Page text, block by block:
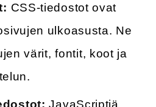
CSS-tiedostot ovat
ulkoasusta. Ne
värit, fontit, koot ja